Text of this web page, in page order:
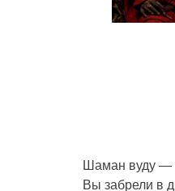
Шаман вуду —
Вы забрели в